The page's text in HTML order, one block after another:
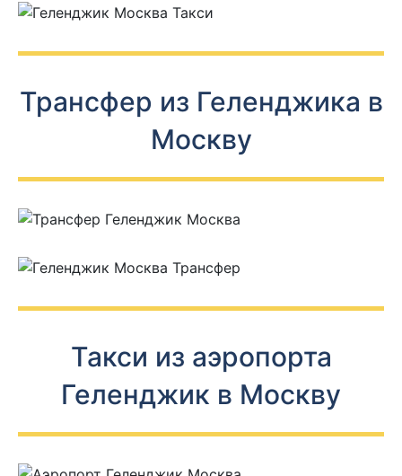
Трансфер из Геленджика в
Москву
Такси из аэропорта
Геленджик в Москву